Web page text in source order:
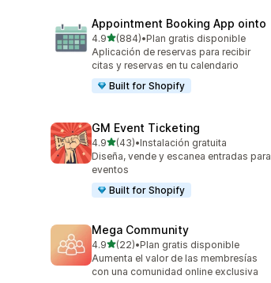
Appointment Booking App ointo
4.9de 5 estrellas
(884)
884 reseñas en total
•Plan gratis disponible
Aplicación de reservas para recibir
citas y reservas en tu calendario
Built for Shopify
GM Event Ticketing
4.9de 5 estrellas
(43)
43 reseñas en total
•Instalación gratuita
Diseña, vende y escanea entradas para
eventos
Built for Shopify
Mega Community
4.9de 5 estrellas
(22)
22 reseñas en total
•Plan gratis disponible
Aumenta el valor de las membresías
con una comunidad online exclusiva